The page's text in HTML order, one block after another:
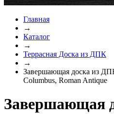
Главная
→
Каталог
→
Террасная Доска из ДПК
→
Завершающая доска из
Columbus, Roman Antique
Завершающая